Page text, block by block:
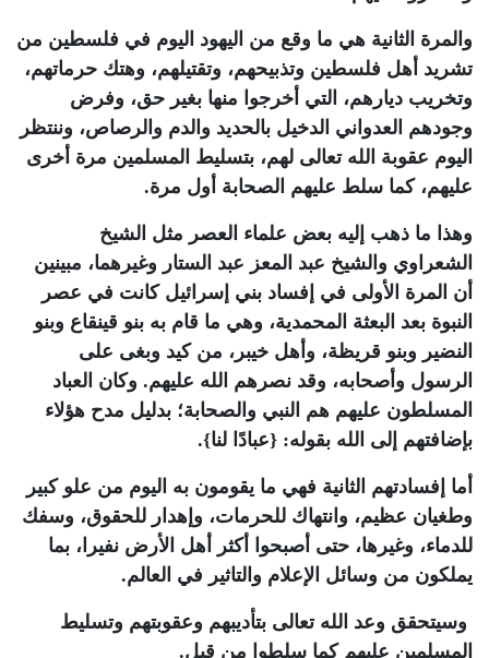
والمرة الثانية هي ما وقع من اليهود اليوم في فلسطين من
تشريد أهل فلسطين وتذبيحهم، وتقتيلهم، وهتك حرماتهم،
وتخريب ديارهم، التي أخرجوا منها بغير حق، وفرض
وجودهم العدواني الدخيل بالحديد والدم والرصاص، وننتظر
اليوم عقوبة الله تعالى لهم، بتسليط المسلمين مرة أخرى
عليهم، كما سلط عليهم الصحابة أول مرة.
وهذا ما ذهب إليه بعض علماء العصر مثل الشيخ
الشعراوي والشيخ عبد المعز عبد الستار وغيرهما، مبينين
أن المرة الأولى في إفساد بني إسرائيل كانت في عصر
النبوة بعد البعثة المحمدية، وهي ما قام به بنو قينقاع وبنو
النضير وبنو قريظة، وأهل خيبر، من كيد وبغى على
الرسول وأصحابه، وقد نصرهم الله عليهم. وكان العباد
المسلطون عليهم هم النبي والصحابة؛ بدليل مدح هؤلاء
بإضافتهم إلى الله بقوله: {عبادًا لنا}.
أما إفسادتهم الثانية فهي ما يقومون به اليوم من علو كبير
وطغيان عظيم، وانتهاك للحرمات، وإهدار للحقوق، وسفك
للدماء، وغيرها، حتى أصبحوا أكثر أهل الأرض نفيرا، بما
يملكون من وسائل الإعلام والتاثير في العالم.
وسيتحقق وعد الله تعالى بتأديبهم وعقوبتهم وتسليط
المسلمين عليهم كما سلطوا من قبل.